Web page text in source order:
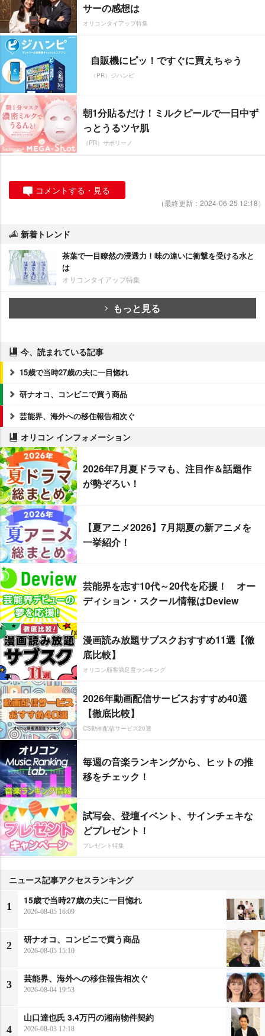
サーの感想は
オリコンタイアップ特集
自販機にピッ！ですぐに買えちゃう
（PR）ジハンピ
朝1分貼るだけ！ミルクピールで一日中ず
っとうるツヤ肌
（PR）サボリーノ
コメントする・見る
（最終更新：2024-06-25 12:18）
新着トレンド
茶葉で一目瞭然の浸透力！味の違いに衝撃を受ける水と
は
オリコンタイアップ特集
もっと見る
今、読まれている記事
15歳で当時27歳の夫に一目惚れ
研ナオコ、コンビニで買う商品
芸能界、海外への移住報告相次ぐ
オリコン インフォメーション
2026年7月夏ドラマも、注目作＆話題作
が勢ぞろい！
【夏アニメ2026】7月期夏の新アニメを
一挙紹介！
芸能界を志す10代～20代を応援！ オー
ディション・スクール情報はDeview
漫画読み放題サブスクおすすめ11選【徹
底比較】
オリコン顧客満足度ランキング
2026年動画配信サービスおすすめ40選
【徹底比較】
CS動画配信サービス20選
毎週の音楽ランキングから、ヒットの推
移をチェック！
試写会、登壇イベント、サインチェキな
どプレゼント！
プレゼント特集
ニュース記事アクセスランキング
1
15歳で当時27歳の夫に一目惚れ
2026-08-05 16:09
2
研ナオコ、コンビニで買う商品
2026-08-05 15:10
3
芸能界、海外への移住報告相次ぐ
2026-08-04 19:53
4
山口達也氏 3.4万円の湘南物件契約
2026-08-03 12:18